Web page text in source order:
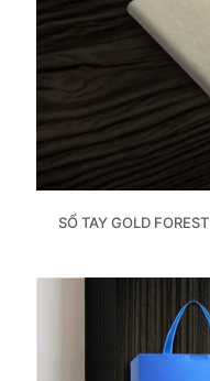
SỔ TAY GOLD FOREST